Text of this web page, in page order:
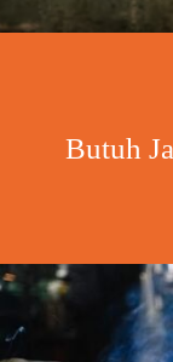
Butuh